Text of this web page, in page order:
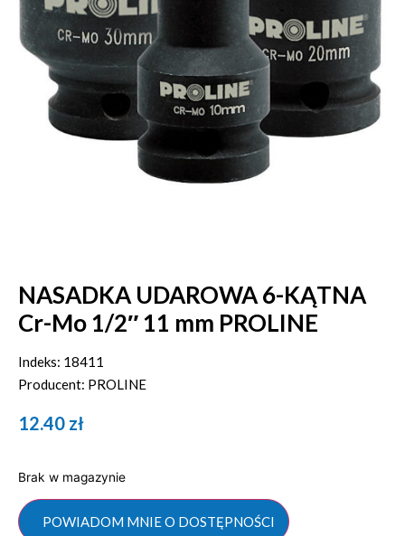
NASADKA UDAROWA 6-KĄTNA
Cr-Mo 1/2″ 11 mm PROLINE
Indeks: 18411
Producent: PROLINE
12.40 zł
Brak w magazynie
POWIADOM MNIE O DOSTĘPNOŚCI